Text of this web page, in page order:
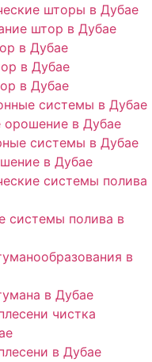
шторы в Дубае
штор в Дубае
в Дубае
в Дубае
в Дубае
системы в Дубае
орошение в Дубае
системы в Дубае
в Дубае
системы полива
системы полива в
в
в Дубае
чистка
в Дубае